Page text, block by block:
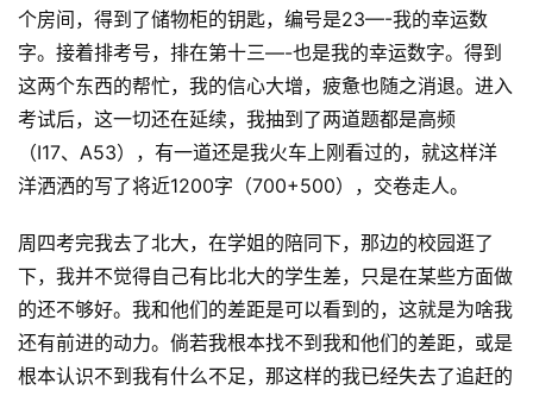
个房间，得到了储物柜的钥匙，编号是23—-我的幸运数
字。接着排考号，排在第十三—-也是我的幸运数字。得到
这两个东西的帮忙，我的信心大增，疲惫也随之消退。进入
考试后，这一切还在延续，我抽到了两道题都是高频
（I17、A53），有一道还是我火车上刚看过的，就这样洋
洋洒洒的写了将近1200字（700+500），交卷走人。
周四考完我去了北大，在学姐的陪同下，那边的校园逛了
下，我并不觉得自己有比北大的学生差，只是在某些方面做
的还不够好。我和他们的差距是可以看到的，这就是为啥我
还有前进的动力。倘若我根本找不到我和他们的差距，或是
根本认识不到我有什么不足，那这样的我已经失去了追赶的